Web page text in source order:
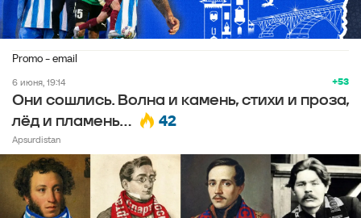
Promo - email
+53
6 июня, 19:14
Они сошлись. Волна и камень, стихи и проза,
лёд и пламень…
42
Apsurdistan